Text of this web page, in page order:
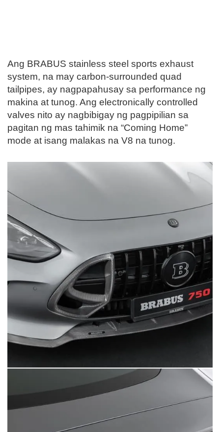
Ang BRABUS stainless steel sports exhaust
system, na may carbon-surrounded quad
tailpipes, ay nagpapahusay sa performance ng
makina at tunog. Ang electronically controlled
valves nito ay nagbibigay ng pagpipilian sa
pagitan ng mas tahimik na “Coming Home”
mode at isang malakas na V8 na tunog.